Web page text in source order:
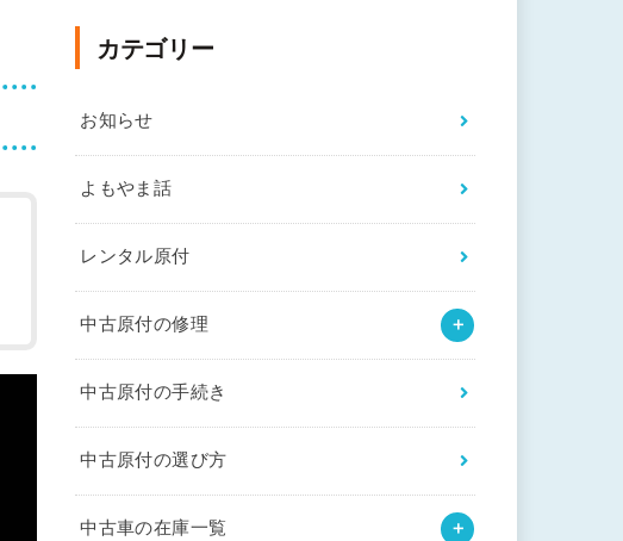
カテゴリー
お知らせ
よもやま話
レンタル原付
中古原付の修理
中古原付の手続き
中古原付の選び方
中古車の在庫一覧